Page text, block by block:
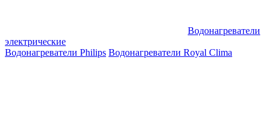
Водонагреватели
электрические
Водонагреватели Philips Водонагреватели Royal Clima